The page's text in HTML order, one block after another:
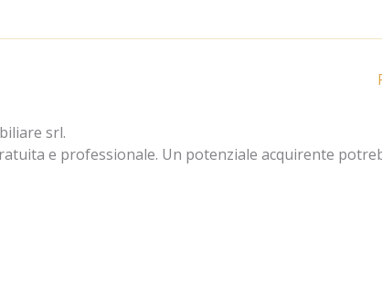
srl.
e professionale. Un potenziale acquirente